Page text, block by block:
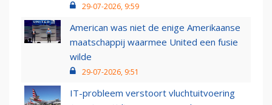
29-07-2026, 9:59
American was niet de enige Amerikaanse
maatschappij waarmee United een fusie
wilde
29-07-2026, 9:51
IT-probleem verstoort vluchtuitvoering